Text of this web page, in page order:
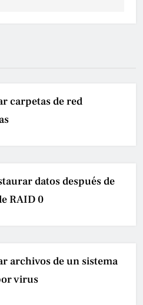
carpetas de red
datos después de
RAID 0
archivos de un sistema
virus